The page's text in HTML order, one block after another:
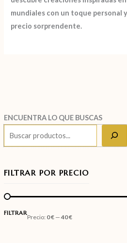
ENCUENTRA LO QUE BUSCAS
FILTRAR POR PRECIO
FILTRAR
Precio: 0 €— 40 €
mundiales con un toque personal
precio sorprendente.